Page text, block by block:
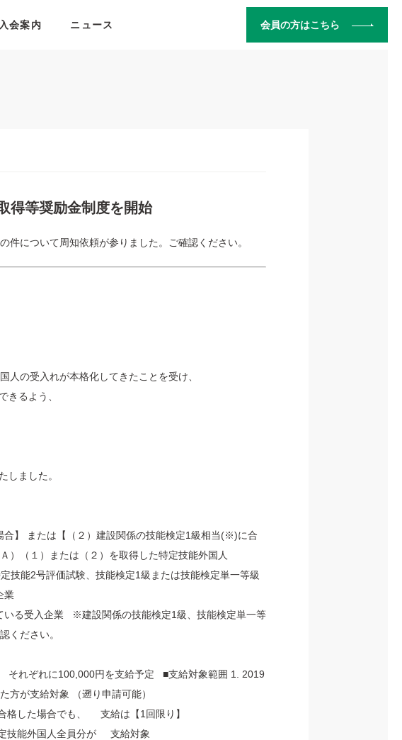
会員の方はこちら
入会案内 ニュース
得等奨励金制度を開始
について周知依頼が参りました。ご確認ください。
人の受入れが本格化してきたことを受け、
きるよう、
しました。
合】 または【（２）建設関係の技能検定1級相当(※)に合
（１）または（２）を取得した特定技能外国人
能2号評価試験、技能検定1級または技能検定単一等級
業
いる受入企業 ※建設関係の技能検定1級、技能検定単一等
ください。
それぞれに100,000円を支給予定 ■支給対象範囲 1. 2019
方が支給対象 （遡り申請可能）
格した場合でも、 支給は【1回限り】
技能外国人全員分が 支給対象